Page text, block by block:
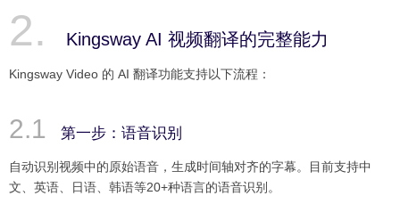
Kingsway AI 视频翻译的完整能力
Kingsway Video 的 AI 翻译功能支持以下流程：
第一步：语音识别
自动识别视频中的原始语音，生成时间轴对齐的字幕。目前支持中
文、英语、日语、韩语等20+种语言的语音识别。